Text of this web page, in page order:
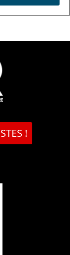
!